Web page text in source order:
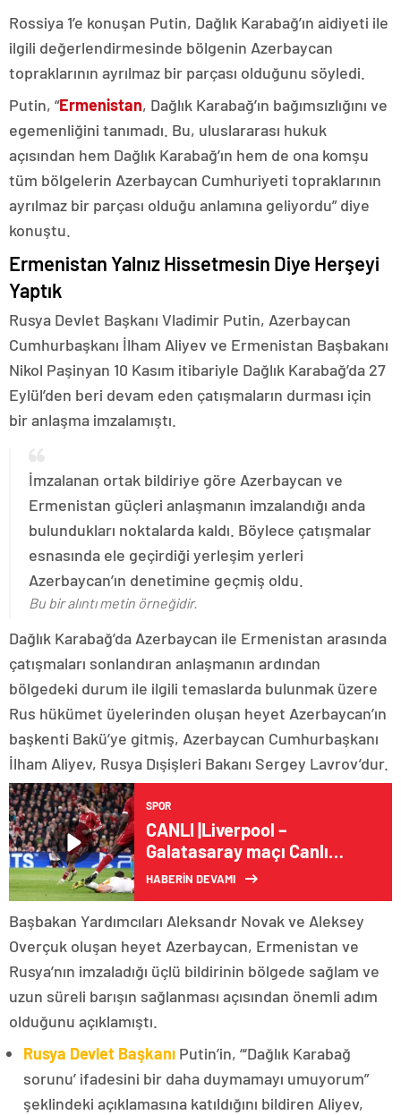
Rossiya 1’e konuşan Putin, Dağlık Karabağ’ın aidiyeti ile
ilgili değerlendirmesinde bölgenin Azerbaycan
topraklarının ayrılmaz bir parçası olduğunu söyledi.
Putin, “Ermenistan, Dağlık Karabağ’ın bağımsızlığını ve
egemenliğini tanımadı. Bu, uluslararası hukuk
açısından hem Dağlık Karabağ’ın hem de ona komşu
tüm bölgelerin Azerbaycan Cumhuriyeti topraklarının
ayrılmaz bir parçası olduğu anlamına geliyordu” diye
konuştu.
Ermenistan Yalnız Hissetmesin Diye Herşeyi
Yaptık
Rusya Devlet Başkanı Vladimir Putin, Azerbaycan
Cumhurbaşkanı İlham Aliyev ve Ermenistan Başbakanı
Nikol Paşinyan 10 Kasım itibariyle Dağlık Karabağ’da 27
Eylül’den beri devam eden çatışmaların durması için
bir anlaşma imzalamıştı.
İmzalanan ortak bildiriye göre Azerbaycan ve
Ermenistan güçleri anlaşmanın imzalandığı anda
bulundukları noktalarda kaldı. Böylece çatışmalar
esnasında ele geçirdiği yerleşim yerleri
Azerbaycan’ın denetimine geçmiş oldu.
Bu bir alıntı metin örneğidir.
Dağlık Karabağ’da Azerbaycan ile Ermenistan arasında
çatışmaları sonlandıran anlaşmanın ardından
bölgedeki durum ile ilgili temaslarda bulunmak üzere
Rus hükümet üyelerinden oluşan heyet Azerbaycan’ın
başkenti Bakü’ye gitmiş, Azerbaycan Cumhurbaşkanı
İlham Aliyev, Rusya Dışişleri Bakanı Sergey Lavrov’dur.
SPOR
CANLI |Liverpool –
Galatasaray maçı Canlı
Anlatım | LIV – GS maçı
istatistikleri
HABERİN DEVAMI
Başbakan Yardımcıları Aleksandr Novak ve Aleksey
Overçuk oluşan heyet Azerbaycan, Ermenistan ve
Rusya’nın imzaladığı üçlü bildirinin bölgede sağlam ve
uzun süreli barışın sağlanması açısından önemli adım
olduğunu açıklamıştı.
Rusya Devlet Başkanı Putin’in, “‘Dağlık Karabağ
sorunu’ ifadesini bir daha duymamayı umuyorum”
şeklindeki açıklamasına katıldığını bildiren Aliyev,